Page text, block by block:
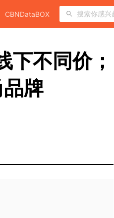
CBNDataBOX
下不同价；
牌